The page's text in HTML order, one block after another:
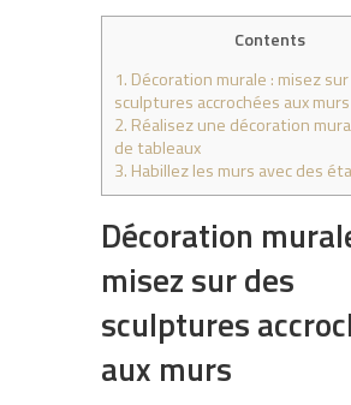
Contents
1. Décoration murale : misez
sculptures accrochées aux murs
2. Réalisez une décoration
de tableaux
3. Habillez les murs avec des
Décoration
misez sur des
sculptures
aux murs